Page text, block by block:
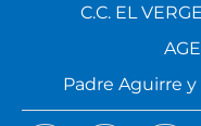
C.C. EL
Padre Aguirre y